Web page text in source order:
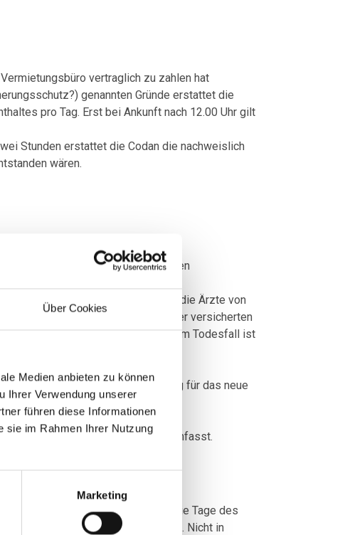
Über Cookies
Medien anbieten zu können
Ihrer Verwendung unserer
führen diese Informationen
sie im Rahmen Ihrer Nutzung
Marketing
vertraglich zu zahlen hat
genannten Gründe erstattet die
pro Tag. Erst bei Ankunft nach 12.00 Uhr gilt
Stunden erstattet die Codan die nachweislich
wären.
und unnötige Kosten zu vermeiden
Die versicherte Person hat die Ärzte von
auch die Krankengeschichte der versicherten
der Abreise einen Arzt besuchen. Im Todesfall ist
neue Anstellungsvertrag als Beleg für das neue
zahlen).
sind nicht von der Versicherung umfasst.
Person geleistete Miete für die Tage des
vom nachfolgenden Tag geleistet. Nicht in